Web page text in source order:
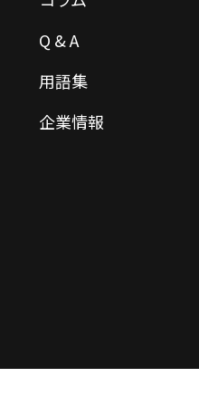
Q & A
用語集
企業情報